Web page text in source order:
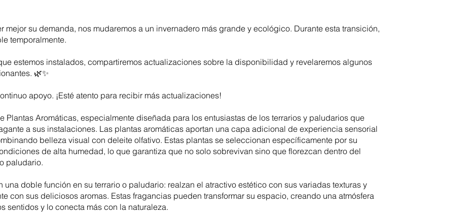
mejor su demanda, nos mudaremos a un invernadero más grande y ecológico. Durante esta transición,
temporalmente.
estemos instalados, compartiremos actualizaciones sobre la disponibilidad y revelaremos algunos
🌿✨
apoyo. ¡Esté atento para recibir más actualizaciones!
Plantas Aromáticas, especialmente diseñada para los entusiastas de los terrarios y paludarios que
a sus instalaciones. Las plantas aromáticas aportan una capa adicional de experiencia sensorial
belleza visual con deleite olfativo. Estas plantas se seleccionan específicamente por su
de alta humedad, lo que garantiza que no solo sobrevivan sino que florezcan dentro del
paludario.
una doble función en su terrario o paludario: realzan el atractivo estético con sus variadas texturas y
con sus deliciosos aromas. Estas fragancias pueden transformar su espacio, creando una atmósfera
sentidos y lo conecta más con la naturaleza.